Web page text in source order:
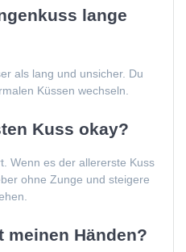
lange
als lang und unsicher. Du
Küssen wechseln.
Kuss okay?
Wenn es der allererste Kuss
ohne Zunge und steigere
meinen Händen?